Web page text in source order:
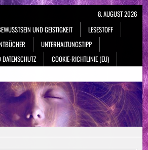
UND GEISTIGKEIT
LESESTOFF
UNTERHALTUNGSTIPP
COOKIE-RICHTLINIE (EU)
8. AUGUST 2026